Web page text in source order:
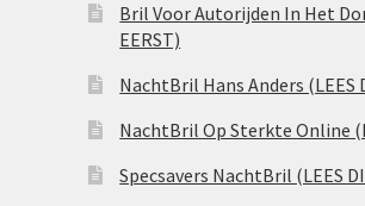
Bril Voor Autorijden In Het
EERST)
NachtBril Hans Anders (LEES
NachtBril Op Sterkte Online
Specsavers NachtBril (LEES